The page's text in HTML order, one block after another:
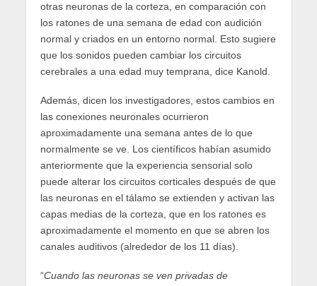
otras neuronas de la corteza, en comparación con
los ratones de una semana de edad con audición
normal y criados en un entorno normal. Esto sugiere
que los sonidos pueden cambiar los circuitos
cerebrales a una edad muy temprana, dice Kanold.
Además, dicen los investigadores, estos cambios en
las conexiones neuronales ocurrieron
aproximadamente una semana antes de lo que
normalmente se ve. Los científicos habían asumido
anteriormente que la experiencia sensorial solo
puede alterar los circuitos corticales después de que
las neuronas en el tálamo se extienden y activan las
capas medias de la corteza, que en los ratones es
aproximadamente el momento en que se abren los
canales auditivos (alrededor de los 11 días).
“Cuando las neuronas se ven privadas de